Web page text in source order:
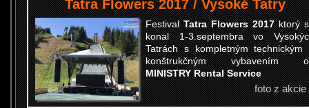
Tatra Flowers 2017 / Vysoké Tatry
FestivalTatra Flowers 2017ktorý
konal 1-3.septembra vo
Tatrách s kompletným technickým
konštrukčným vybavením
MINISTRY Rental Service
foto z akcie